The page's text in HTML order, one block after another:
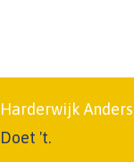
Harderwijk
Doet 't.